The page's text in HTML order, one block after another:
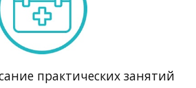
практических занятий